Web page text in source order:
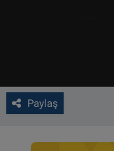
Paylaş